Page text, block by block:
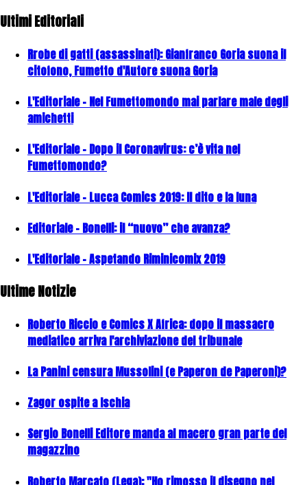
Ultimi Editoriali
Rrobe di gatti (assassinati): Gianfranco Goria suona il
citofono, Fumetto d'Autore suona Goria
L'Editoriale - Nel Fumettomondo mai parlare male degli
amichetti
L'Editoriale - Dopo il Coronavirus: c’è vita nel
Fumettomondo?
L'Editoriale - Lucca Comics 2019: Il dito e la luna
Editoriale - Bonelli: il “nuovo” che avanza?
L'Editoriale - Aspetando Riminicomix 2019
Ultime Notizie
Roberto Riccio e Comics X Africa: dopo il massacro
mediatico arriva l'archiviazione del tribunale
La Panini censura Mussolini (e Paperon de Paperoni)?
Zagor ospite a Ischia
Sergio Bonelli Editore manda al macero gran parte del
magazzino
Roberto Marcato (Lega): "Ho rimosso il disegno nel